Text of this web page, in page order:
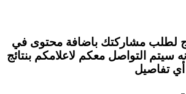
لطلب مشاركتك باضافة محتوى في
سيتم التواصل معكم لاعلامكم بنتائج
تفاصيل